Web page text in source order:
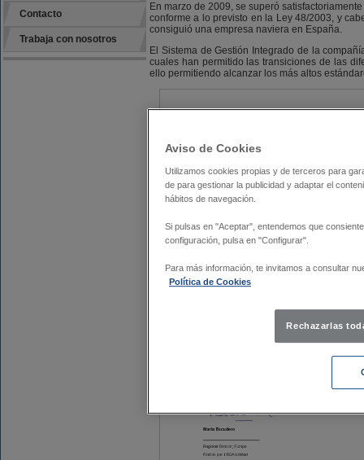
Contacto
Trabaja con nosotros
En marzo de 2009, se superó
conforme a lo previsto en la Ley 48/2003, y
consiguió una empresa naviera en España.
El Sistema de Gestión Integrado de la
cuales han permitido las transiciones de las
ello permitiendo alcanzar los más altos
Aviso de Cookies
Utilizamos cookies propias y de terceros para
de para gestionar la publicidad y adaptar el
hábitos de navegación.
Si pulsas en "Aceptar", entendemos que
configuración, pulsa en "Configurar".
Para más información, te invitamos a consultar
Política de Cookies
Rechazarlas